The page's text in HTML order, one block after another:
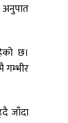
अनुपात
छ।
गम्भीर
जाँदा